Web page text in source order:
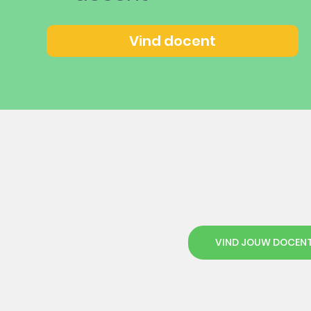
Vind docent
VIND JOUW